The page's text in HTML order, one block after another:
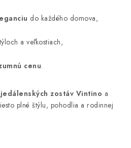
do každého domova,
a veľkostiach,
cenu.
jedálenských zostáv Vintino a
plné štýlu, pohodlia a rodinnej